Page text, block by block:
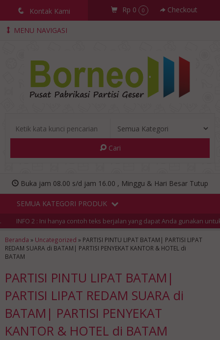
q Kontak Kami Rp 0 0 Checkout
MENU NAVIGASI
Cari
Buka jam 08.00 s/d jam 16.00 , Minggu & Hari Besar Tutup
SEMUA KATEGORI PRODUK
INFO 2 : Ini hanya contoh teks berjalan yang dapat Anda gunakan untuk
Beranda » Uncategorized » PARTISI PINTU LIPAT BATAM| PARTISI LIPAT
REDAM SUARA di BATAM| PARTISI PENYEKAT KANTOR & HOTEL di
BATAM
PARTISI PINTU LIPAT BATAM|
PARTISI LIPAT REDAM SUARA di
BATAM| PARTISI PENYEKAT
KANTOR & HOTEL di BATAM